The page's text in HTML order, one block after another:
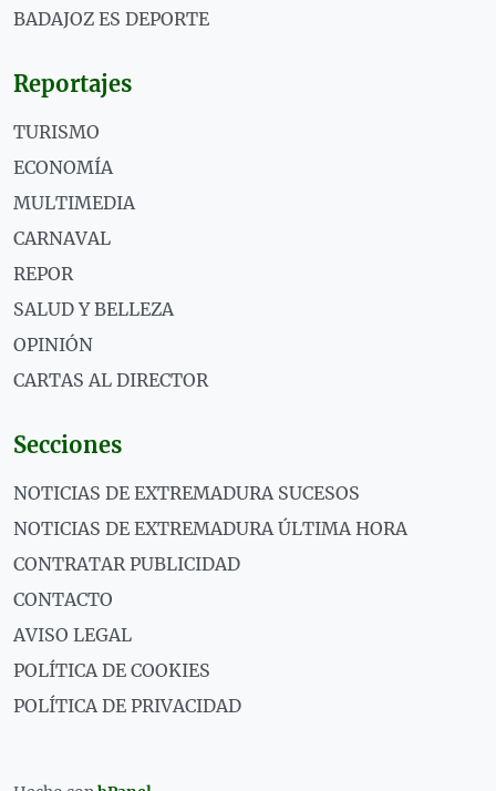
BADAJOZ ES DEPORTE
Reportajes
TURISMO
ECONOMÍA
MULTIMEDIA
CARNAVAL
REPOR
SALUD Y BELLEZA
OPINIÓN
CARTAS AL DIRECTOR
Secciones
NOTICIAS DE EXTREMADURA SUCESOS
NOTICIAS DE EXTREMADURA ÚLTIMA HORA
CONTRATAR PUBLICIDAD
CONTACTO
AVISO LEGAL
POLÍTICA DE COOKIES
POLÍTICA DE PRIVACIDAD